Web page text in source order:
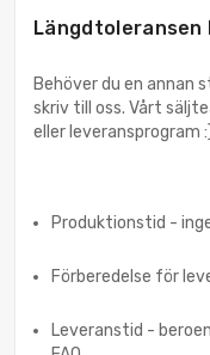
Längdtoleransen
Behöver du en annan
skriv till oss. Vårt
eller leveransprogram
Produktionstid -
Förberedelse för
Leveranstid -